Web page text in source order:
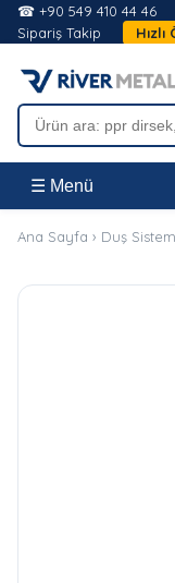
☎ +90 549 410 44 46
Sipariş Takip
☰ Menü
Ana Sayfa › Duş